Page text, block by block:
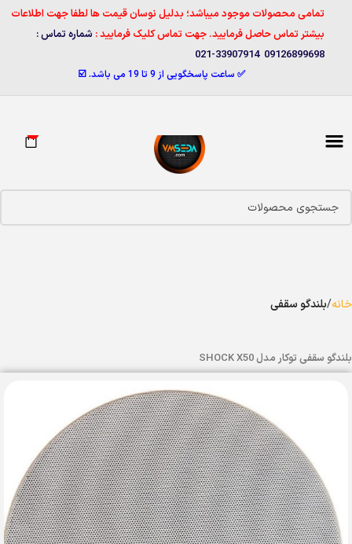
تمامی محصولات موجود میباشد؛ بدلیل نوسان قیمت ها لطفا جهت اطلاعات
بیشتر تماس حاصل فرمایید. جهت تماس کلیک فرمایید : شماره تماس :
09126899698 33907914-021
✅ ساعت پاسخگویی از 9 تا 19 می باشد. ☑️
0
خانه بلندگو سقفی
بلندگو سقفی توکار مدل SHOCK X50